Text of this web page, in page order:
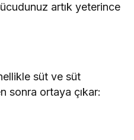
artık yeterince
süt ve süt
sonra ortaya çıkar: